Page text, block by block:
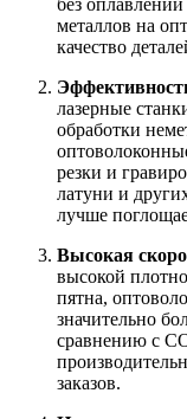
без
металлов на
качество
лазерные
обработки
резки и
латуни и
лучше
Высокая
высокой
пятна,
значительно
сравнению с
заказов.